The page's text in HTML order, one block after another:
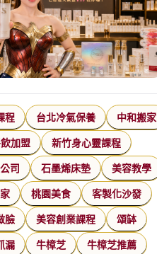
程 台北冷氣保養 中和搬家
加盟 新竹身心靈課程
司 石墨烯床墊 美容教學
桃園美食 客製化沙發
臉 美容創業課程 頌缽
漏 牛樟芝 牛樟芝推薦